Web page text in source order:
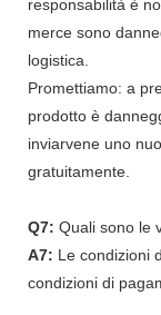
responsabilità è
merce sono
logistica.
Promettiamo: a
prodotto è
inviarvene uno
gratuitamente.
Q7: Quali sono le
A7: Le condizioni
condizioni di